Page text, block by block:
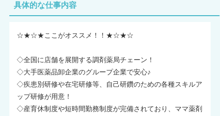
具体的な仕事内容
☆★☆★ここがオススメ！！★☆★☆
◇全国に店舗を展開する調剤薬局チェーン！
◇大手医薬品卸企業のグループ企業で安心♪
◇疾患別研修や在宅研修等、自己研鑽のための各種スキルア
ップ研修が用意！
◇産育休制度や短時間勤務制度が完備されており、ママ薬剤